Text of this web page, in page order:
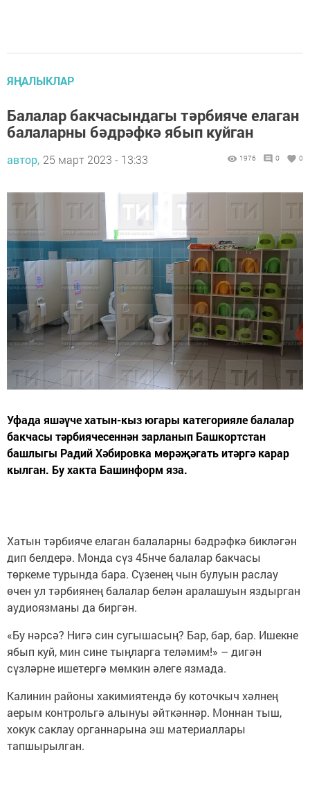
ЯҢАЛЫКЛАР
Балалар бакчасындагы тәрбияче елаган
балаларны бәдрәфкә ябып куйган
автор, 25 март 2023 - 13:33 1976 0 0
Уфада яшәүче хатын-кыз югары категорияле балалар
бакчасы тәрбиячесеннән зарланып Башкортстан
башлыгы Радий Хәбировка мөрәҗәгать итәргә карар
кылган. Бу хакта Башинформ яза.
Хатын тәрбияче елаган балаларны бәдрәфкә бикләгән
дип белдерә. Монда сүз 45нче балалар бакчасы
төркеме турында бара. Сүзенең чын булуын раслау
өчен ул тәрбиянең балалар белән аралашуын яздырган
аудиоязманы да биргән.
«Бу нәрсә? Нигә син сугышасың? Бар, бар, бар. Ишекне
ябып куй, мин сине тыңларга теләмим!» – дигән
сүзләрне ишетергә мөмкин әлеге язмада.
Калинин районы хакимиятендә бу коточкыч хәлнең
аерым контрольгә алынуы әйткәннәр. Моннан тыш,
хокук саклау органнарына эш материаллары
тапшырылган.